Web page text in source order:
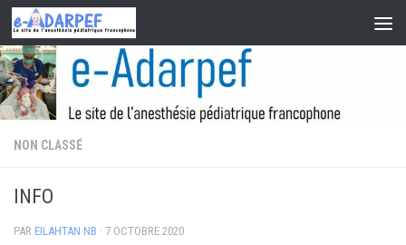
Skip to content
NON CLASSÉ
INFO
PAR EILAHTAN NB · 7 OCTOBRE 2020